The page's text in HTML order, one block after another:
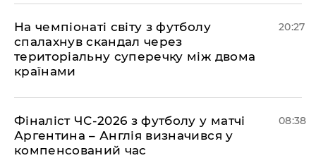
​На чемпіонаті світу з футболу
спалахнув скандал через
територіальну суперечку між двома
країнами
20:27
Фіналіст ЧС-2026 з футболу у матчі
Аргентина – Англія визначився у
компенсований час
08:38